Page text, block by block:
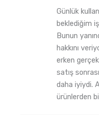
üzerinden
5
oy aldı
Günlük
beklediğim
Bunun
hakkını
erken
satış
daha iyiydi.
ürünlerden